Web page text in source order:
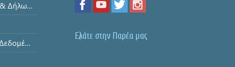
Όροι και Προϋποθέσεις & Δήλωση Απορρήτου
Ασφάλεια Προσωπικών Δεδομένων
Ελάτε στην Παρέα μας